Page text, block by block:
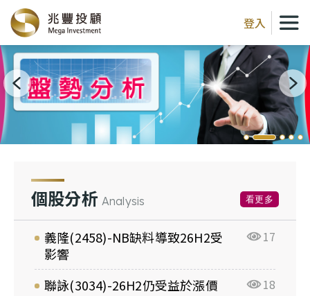
登入
個股分析 Analysis 看更多
義隆(2458)-NB缺料導致26H2受
影響
17
聯詠(3034)-26H2仍受益於漲價 18